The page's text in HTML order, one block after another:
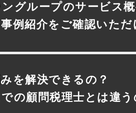
グループのサービス概
例紹介をご確認いただ
を解決できるの？
の顧問税理士とは違う